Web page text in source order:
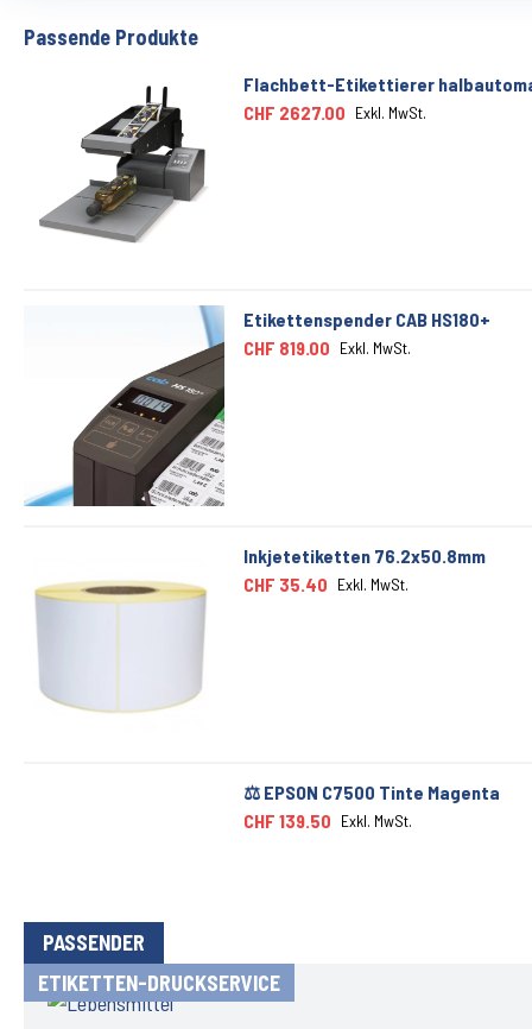
Passende Produkte
Flachbett-Etikettierer
CHF 2627.00 Exkl. MwSt.
Etikettenspender CAB HS180+
CHF 819.00 Exkl. MwSt.
Inkjetetiketten 76.2x50.8mm
CHF 35.40 Exkl. MwSt.
⚖️ EPSON C7500 Tinte Magenta
CHF 139.50 Exkl. MwSt.
PASSENDER
ETIKETTEN-DRUCKSERVICE